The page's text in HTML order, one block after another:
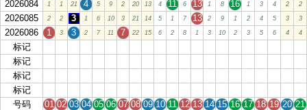
2026084 1 1 21 4 5 9 2 20 13 4 11 6 13 1 8 16 1 3 4 2 2
2026085 2 2 3 1 6 10 3 21 14 5 1 7 13 2 9 1 2 4 5 3 3
2026086 1 3 3 2 7 11 7 22 15 6 2 8 1 3 10 2 3 5 6 4 4
标记
标记
标记
标记
号码
01 02 03 04 05 06 07 08 09 10 11 12 13 14 15 16 17 18 19 20 21